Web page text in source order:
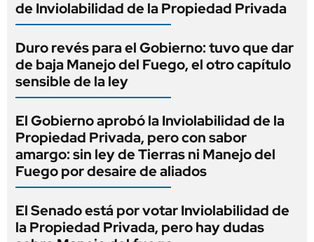
de Inviolabilidad de la Propiedad Privada
Duro revés para el Gobierno: tuvo que dar
de baja Manejo del Fuego, el otro capítulo
sensible de la ley
El Gobierno aprobó la Inviolabilidad de la
Propiedad Privada, pero con sabor
amargo: sin ley de Tierras ni Manejo del
Fuego por desaire de aliados
El Senado está por votar Inviolabilidad de
la Propiedad Privada, pero hay dudas